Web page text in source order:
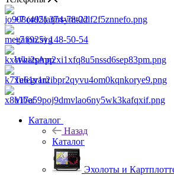
+7 (495) 374-78-22
+7 (925) 148-50-54
WhatsApp
Telegram
Viber
Каталог
Назад
Каталог
Эхолоты и